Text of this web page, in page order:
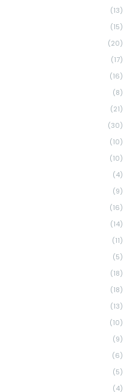
(13)
(15)
(20)
(17)
(16)
(8)
(21)
(30)
(10)
(10)
(4)
(9)
(16)
(14)
(11)
(5)
(18)
(18)
(13)
(10)
(9)
(6)
(5)
(4)